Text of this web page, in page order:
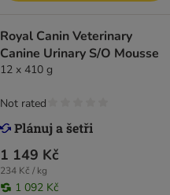
Royal Canin Veterinary
Canine Urinary S/O Mousse
12 x 410 g
1 149 Kč
234 Kč / kg
1 092 Kč
Not rated